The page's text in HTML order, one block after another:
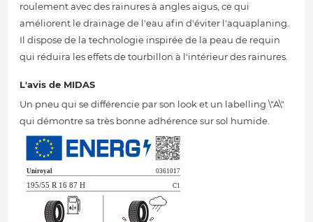
roulement avec des rainures à angles aigus, ce qui
améliorent le drainage de l'eau afin d'éviter l'aquaplaning.
Il dispose de la technologie inspirée de la peau de requin
qui réduira les effets de tourbillon à l'intérieur des rainures.
L'avis de MIDAS
Un pneu qui se différencie par son look et un labelling \"A\"
qui démontre sa très bonne adhérence sur sol humide.